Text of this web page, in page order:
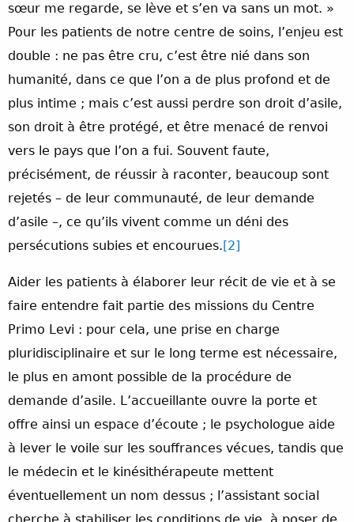
sœur me regarde, se lève et s’en va sans un mot. »
Pour les patients de notre centre de soins, l’enjeu est
double : ne pas être cru, c’est être nié dans son
humanité, dans ce que l’on a de plus profond et de
plus intime ; mais c’est aussi perdre son droit d’asile,
son droit à être protégé, et être menacé de renvoi
vers le pays que l’on a fui. Souvent faute,
précisément, de réussir à raconter, beaucoup sont
rejetés – de leur communauté, de leur demande
d’asile –, ce qu’ils vivent comme un déni des
persécutions subies et encourues.[2]
Aider les patients à élaborer leur récit de vie et à se
faire entendre fait partie des missions du Centre
Primo Levi : pour cela, une prise en charge
pluridisciplinaire et sur le long terme est nécessaire,
le plus en amont possible de la procédure de
demande d’asile. L’accueillante ouvre la porte et
offre ainsi un espace d’écoute ; le psychologue aide
à lever le voile sur les souffrances vécues, tandis que
le médecin et le kinésithérapeute mettent
éventuellement un nom dessus ; l’assistant social